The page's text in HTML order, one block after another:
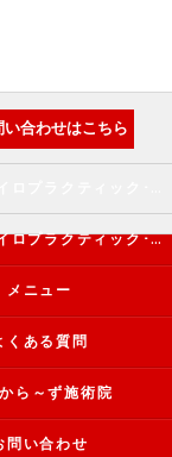
い合わせはこちら
高松市のカイロプラクティック･か・から～ず施術院のお客様の声
メニュー
くある質問
ら～ず施術院
問い合わせ